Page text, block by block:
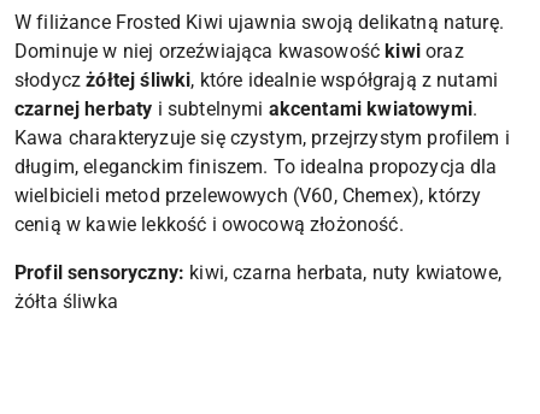
W filiżance Frosted Kiwi ujawnia swoją delikatną naturę.
Dominuje w niej orzeźwiająca kwasowość kiwioraz
słodyczżółtej śliwki, które idealnie współgrają z nutami
czarnej herbaty i subtelnymi akcentami kwiatowymi.
Kawa charakteryzuje się czystym, przejrzystym profilem i
długim, eleganckim finiszem. To idealna propozycja dla
wielbicieli metod przelewowych (V60, Chemex), którzy
cenią w kawie lekkość i owocową złożoność.
Profil sensoryczny: kiwi, czarna herbata, nuty kwiatowe,
żółta śliwka